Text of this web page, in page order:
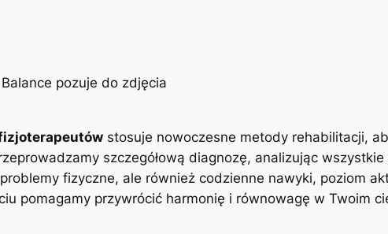
stosuje nowoczesne metody rehabilitacji,
szczegółową diagnozę, analizując
fizyczne, ale również codzienne nawyki, poziom
pomagamy przywrócić harmonię i równowagę w Twoim